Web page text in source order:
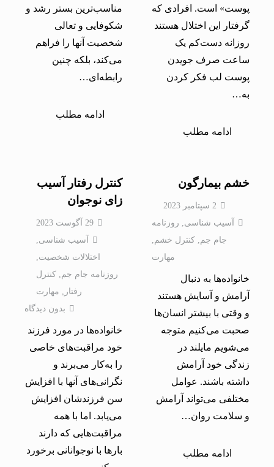
پوست» است. افرادی که
گرفتار این اختلال هستند
روزانه دست‌کم یک
ساعت صرف جویدن
پوست لب فکر کردن
به…
ادامه مطلب
مناسب‌ترین بستر رشد و
شکوفایی و تعالی
شخصیت آنها را فراهم
می‌کند، بلکه چنین
رابطه‌ای…
ادامه مطلب
خشم بیمارگون
آسیب شناسی,روزنامه
جام جم,کنترل خشم,
مهارت
خانواده‌ها به دنبال
آرامش و آسایش هستند
و وقتی با بیشتر انسان‌ها
صحبت می‌کنیم متوجه
می‌شویم مایلند در
زندگی خود آرامش
داشته باشند. عوامل
مختلفی می‌تواند آرامش
و سلامت روان…
ادامه مطلب
کنترل رفتار آسیب
زای نوجوان
29 آگوست 2023
آسیب شناسی,
اختلالات شخصيت,
روزنامه جام جم,کنترل
رفتار ,مهارت
بدون دیدگاه
خانواده‌ها در مورد فرزند
خود مراقبت‌های خاصی
را به‌کار می‌برند و
نگرانی‌های آنها با افزایش
سن فرزندشان افزایش
می‌یابد. اما با همه
مراقبت‌هایی که دارند
بارها با نوجوانانی برخورد